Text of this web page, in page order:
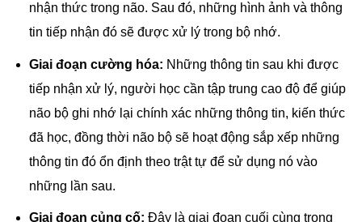
nhận thức trong não. Sau đó, những hình ảnh và thông
tin tiếp nhận đó sẽ được xử lý trong bộ nhớ.
Giai đoạn cường hóa: Những thông tin sau khi được
tiếp nhận xử lý, người học cần tập trung cao độ để giúp
não bộghi nhớ lại chính xác những thông tin, kiến thức
đã học, đồng thời não bộ sẽ hoạt động sắp xếp những
thông tin đó ổn định theo trật tự để sử dụng nó vào
những lần sau.
Giai đoạn củng cố: Đây là giai đoạn cuối cùng trong